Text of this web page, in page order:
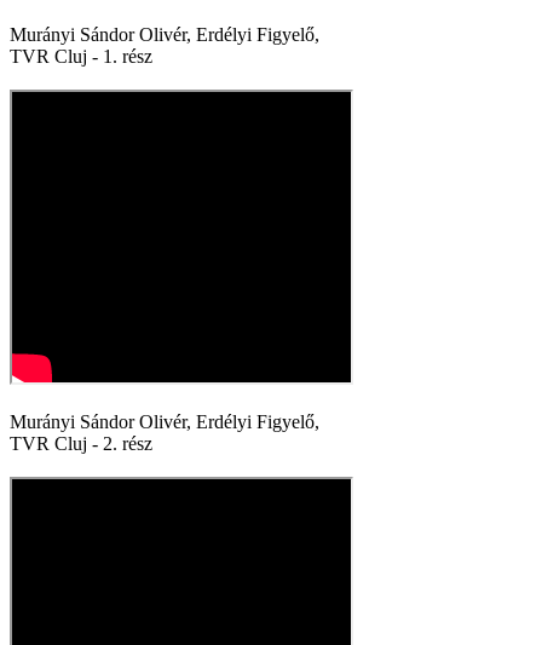
Murányi Sándor Olivér, Erdélyi Figyelő,
TVR Cluj - 1. rész
Murányi Sándor Olivér, Erdélyi Figyelő,
TVR Cluj - 2. rész